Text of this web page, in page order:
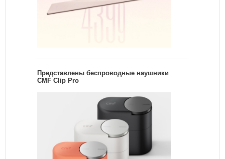
Представлены беспроводные наушники
CMF Clip Pro